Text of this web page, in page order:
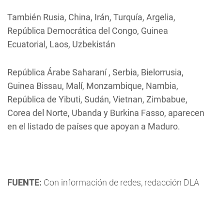
También Rusia, China, Irán, Turquía, Argelia,
República Democrática del Congo, Guinea
Ecuatorial, Laos, Uzbekistán
República Árabe Saharaní , Serbia, Bielorrusia,
Guinea Bissau, Malí, Monzambique, Nambia,
República de Yibuti, Sudán, Vietnan, Zimbabue,
Corea del Norte, Ubanda y Burkina Fasso, aparecen
en el listado de países que apoyan a Maduro.
FUENTE: Con información de redes, redacción DLA